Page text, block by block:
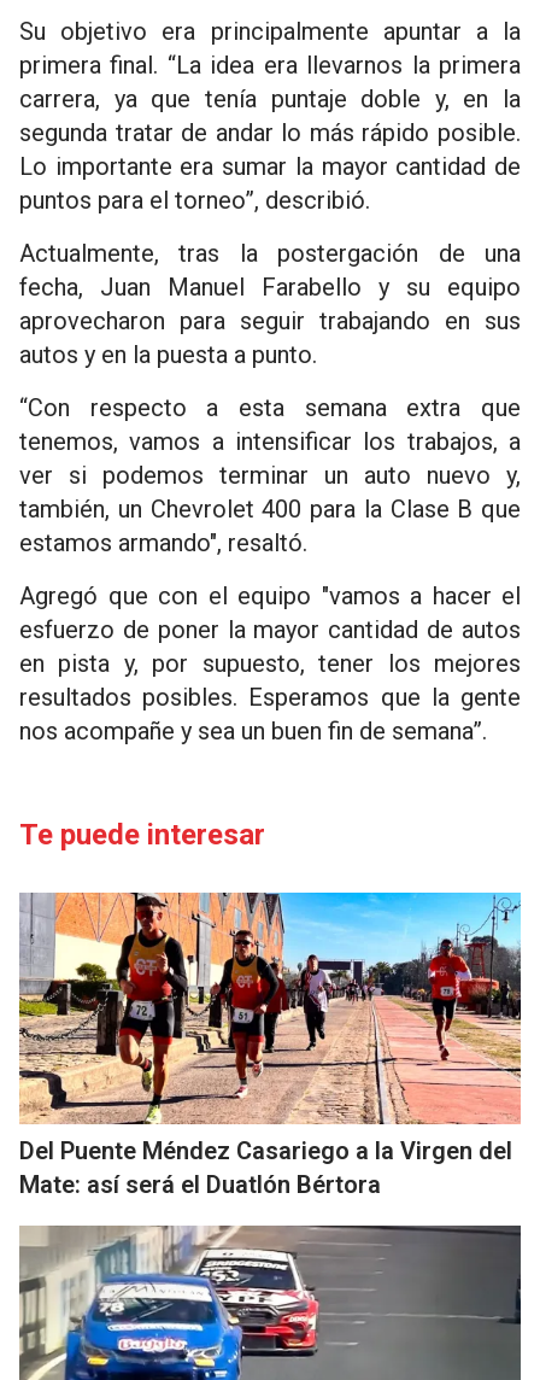
Su objetivo era principalmente apuntar a la
primera final. “La idea era llevarnos la primera
carrera, ya que tenía puntaje doble y, en la
segunda tratar de andar lo más rápido posible.
Lo importante era sumar la mayor cantidad de
puntos para el torneo”, describió.
Actualmente, tras la postergación de una
fecha, Juan Manuel Farabello y su equipo
aprovecharon para seguir trabajando en sus
autos y en la puesta a punto.
“Con respecto a esta semana extra que
tenemos, vamos a intensificar los trabajos, a
ver si podemos terminar un auto nuevo y,
también, un Chevrolet 400 para la Clase B que
estamos armando", resaltó.
Agregó que con el equipo "vamos a hacer el
esfuerzo de poner la mayor cantidad de autos
en pista y, por supuesto, tener los mejores
resultados posibles. Esperamos que la gente
nos acompañe y sea un buen fin de semana”.
Te puede interesar
Del Puente Méndez Casariego a la Virgen del
Mate: así será el Duatlón Bértora